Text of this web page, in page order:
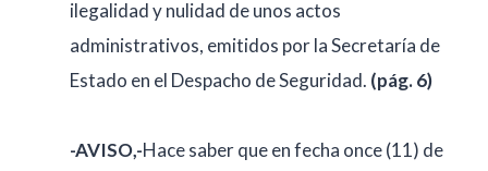
ilegalidad y nulidad de unos actos
administrativos, emitidos por la Secretaría de
Estado en el Despacho de Seguridad. (pág. 6)
-AVISO,-Hace saber que en fecha once (11) de